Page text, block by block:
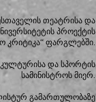
თეატრისა და
პროექტის
კრიტიკა“ ფარგლებში.
და სპორტის
სამინისტროს მიერ.
გამართულობაზე